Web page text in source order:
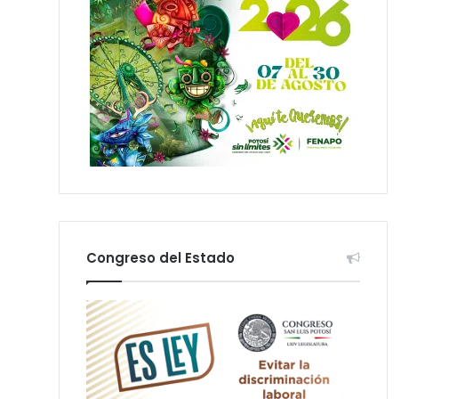
Congreso del Estado